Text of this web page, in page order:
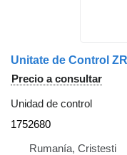
Precio a consultar
Unidad de control
1752680
Rumanía, Cristesti